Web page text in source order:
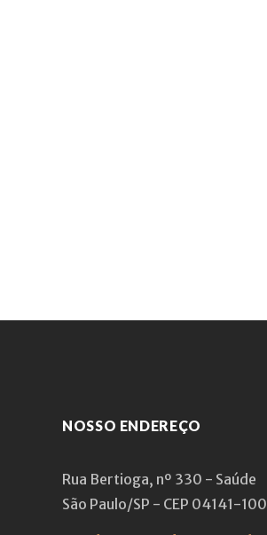
NOSSO ENDEREÇO
Rua Bertioga, nº 330 - Saúde
São Paulo/SP - CEP 04141-100